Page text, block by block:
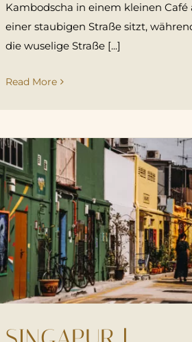
Kambodscha in einem kleinen Café
einer staubigen Straße sitzt,
die wuselige Straße [...]
Read More